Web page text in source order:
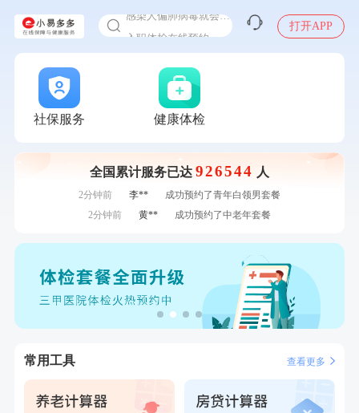
打开APP
社保服务 健康体检
全国累计服务已达 926544 人
7分钟前 赵*
购买了油米有福B款
7分钟前
周**
购买了BP3颈椎热敷枕
成功预约了女性健康套餐二档
成功预约了女性健康套餐二档
成功预约糖尿病强化体检套餐
1分钟前
购买了汤臣倍健多维男士多种维生素矿物质片1.5g*60片*2
瓶
黎**
购买了厨房家用多功能不锈钢刀具六件套装
2分钟前
李**
成功预约了青年白领男套餐
2分钟前
黄**
成功预约了中老年套餐
4分钟前
购买了汤臣倍健多维男士多种维生素矿物质片1.5g*60片*2
6分钟前 叶**
成功预约了女性防癌筛查套餐
成功预约了男性体检套餐
赵*
购买了油米有福B款
7分钟前
周**
购买了BP3颈椎热敷枕
常用工具 查看更多